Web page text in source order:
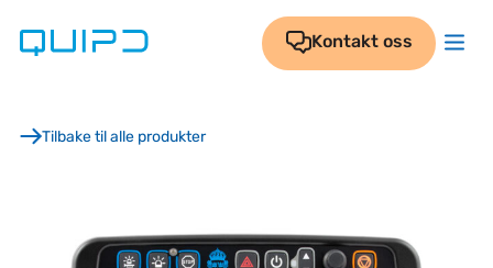
Kontakt oss
Tilbake til alle produkter